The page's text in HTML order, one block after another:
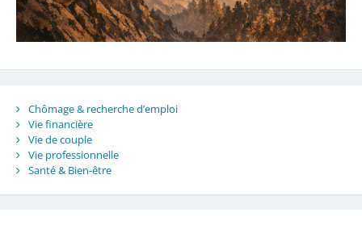
Chômage & recherche d’emploi
Vie financière
Vie de couple
Vie professionnelle
Santé & Bien-être